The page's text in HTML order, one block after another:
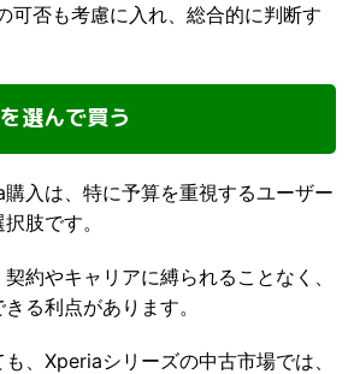
可否も考慮に入れ、総合的に判断す
選んで買う
入は、特に予算を重視するユーザー
肢です。
約やキャリアに縛られることなく、
る利点があります。
も、Xperiaシリーズの中古市場では、